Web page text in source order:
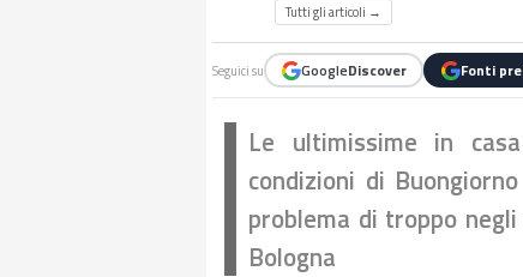
Tutti gli articoli →
Seguici su GoogleDiscover Fonti
Le ultimissime in
condizioni di
problema di troppo
Bologna